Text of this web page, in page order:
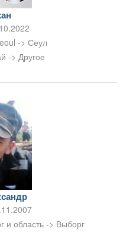
-> Сеул
-> Другое
область -> Выборг